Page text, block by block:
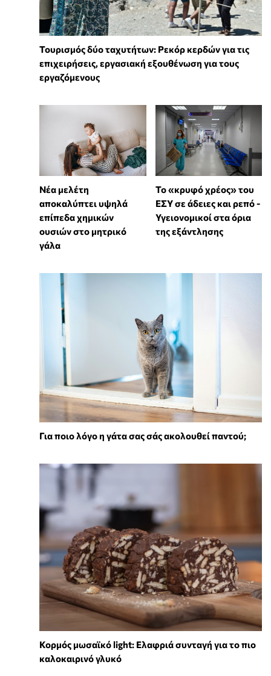
Τουρισμός δύο ταχυτήτων: Ρεκόρ κερδών για τις
επιχειρήσεις, εργασιακή εξουθένωση για τους
εργαζόμενους
Νέα μελέτη
αποκαλύπτει υψηλά
επίπεδα χημικών
ουσιών στο μητρικό
γάλα
Το «κρυφό χρέος» του
ΕΣΥ σε άδειες και ρεπό -
Υγειονομικοί στα όρια
της εξάντλησης
Για ποιο λόγο η γάτα σας σάς ακολουθεί παντού;
Κορμός μωσαϊκό light: Ελαφριά συνταγή για το πιο
καλοκαιρινό γλυκό